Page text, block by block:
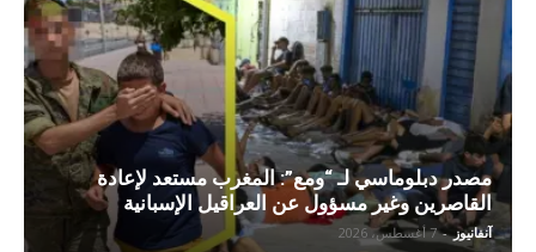
مصدر دبلوماسي لـ “ومع”: المغرب مستعد لإعادة
القاصرين وغير مسؤول عن العراقيل الإسبانية
آنفانيوز - 7 أغسطس، 2026